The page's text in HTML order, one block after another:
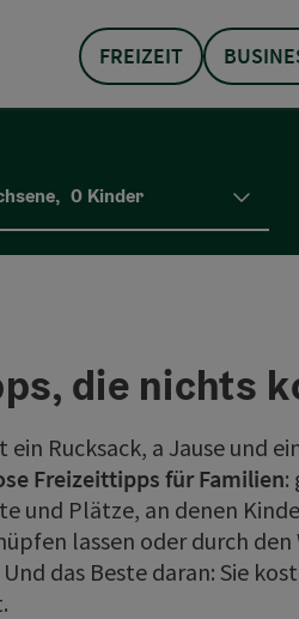
FREIZEIT
, 0 Kinder
die nichts
Rucksack, a Jause und
Freizeittipps für Familien:
und Plätze, an denen
lassen oder durch
das Beste daran: Sie